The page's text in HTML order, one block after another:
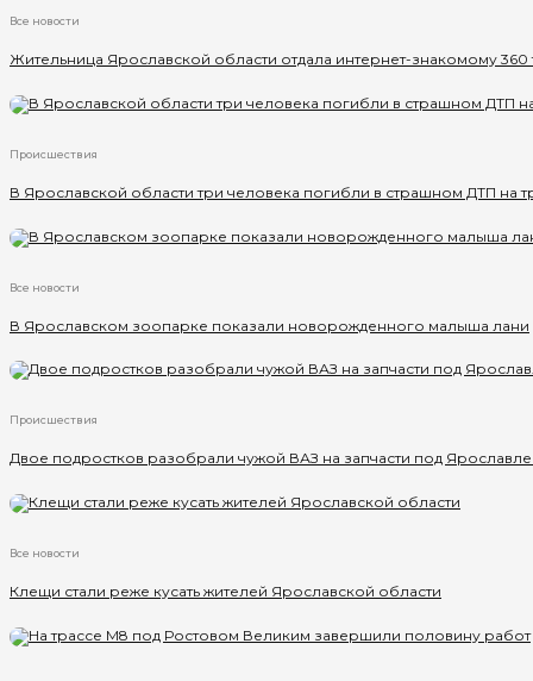
Все новости
Жительница Ярославской области отдала интернет-знакомому 360
Происшествия
В Ярославской области три человека погибли в страшном ДТП на
Все новости
В Ярославском зоопарке показали новорожденного малыша лани
Происшествия
Двое подростков разобрали чужой ВАЗ на запчасти под
Все новости
Клещи стали реже кусать жителей Ярославской области